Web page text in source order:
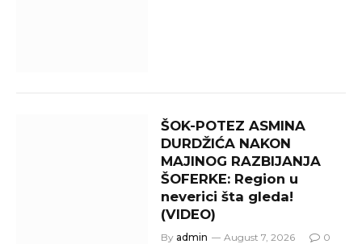
ŠOK-POTEZ ASMINA
DURDŽIĆA NAKON
MAJINOG RAZBIJANJA
ŠOFERKE: Region u
neverici šta gleda!
(VIDEO)
By admin August 7, 2026 0